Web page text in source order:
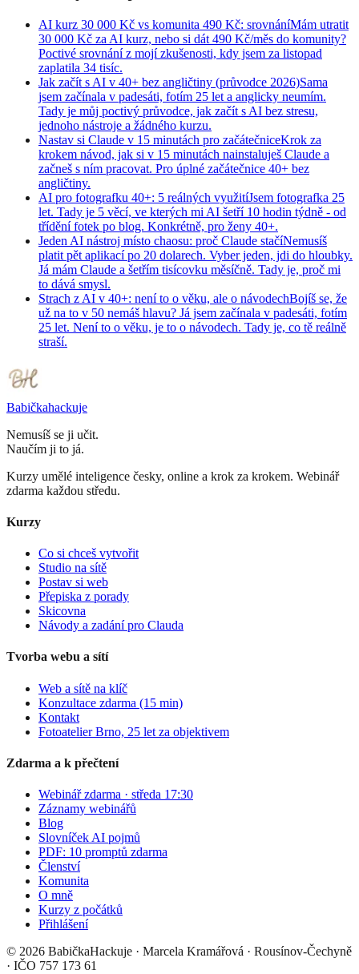
AI kurz 30 000 Kč vs komunita 490 Kč: srovnáníMám utratit
30 000 Kč za AI kurz, nebo si dát 490 Kč/měs do komunity?
Poctivé srovnání z mojí zkušenosti, kdy jsem za listopad
zaplatila 34 tisíc.
Jak začít s AI v 40+ bez angličtiny (průvodce 2026)Sama
jsem začínala v padesáti, fotím 25 let a anglicky neumím.
Tady je můj poctivý průvodce, jak začít s AI bez stresu,
jednoho nástroje a žádného kurzu.
Nastav si Claude v 15 minutách pro začátečniceKrok za
krokem návod, jak si v 15 minutách nainstaluješ Claude a
začneš s ním pracovat. Pro úplné začátečnice 40+ bez
angličtiny.
AI pro fotografku 40+: 5 reálných využitíJsem fotografka 25
let. Tady je 5 věcí, ve kterých mi AI šetří 10 hodin týdně - od
třídění fotek po blog. Konkrétně, pro ženy 40+.
Jeden AI nástroj místo chaosu: proč Claude stačíNemusíš
platit pět aplikací po 20 dolarech. Vyber jeden, jdi do hloubky.
Já mám Claude a šetřím tisícovku měsíčně. Tady je, proč mi
to dává smysl.
Strach z AI v 40+: není to o věku, ale o návodechBojíš se, že
už na to v 50 nemáš hlavu? Já jsem začínala v padesáti, fotím
25 let. Není to o věku, je to o návodech. Tady je, co tě reálně
straší.
Babičkahackuje
Nemusíš se ji učit.
Naučím ji to já.
Kurzy umělé inteligence česky, online a krok za krokem. Webinář
zdarma každou středu.
Kurzy
Co si chceš vytvořit
Studio na sítě
Postav si web
Přepiska z porady
Skicovna
Návody a zadání pro Clauda
Tvorba webu a sítí
Web a sítě na klíč
Konzultace zdarma (15 min)
Kontakt
Fotoatelier Brno, 25 let za objektivem
Zdarma a k přečtení
Webinář zdarma · středa 17:30
Záznamy webinářů
Blog
Slovníček AI pojmů
PDF: 10 promptů zdarma
Členství
Komunita
O mně
Kurzy z počátků
Přihlášení
© 2026 BabičkaHackuje · Marcela Kramářová · Rousínov-Čechyně
· IČO 757 173 61